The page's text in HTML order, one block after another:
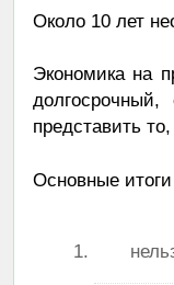
Около 10 лет
Экономика на
представить
Основные